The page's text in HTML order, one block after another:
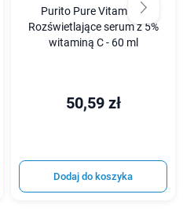
Purito Pure Vitamin C
Rozświetlające serum z 5%
witaminą C - 60 ml
50,59 zł
Dodaj do koszyka